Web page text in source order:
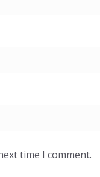
time I comment.